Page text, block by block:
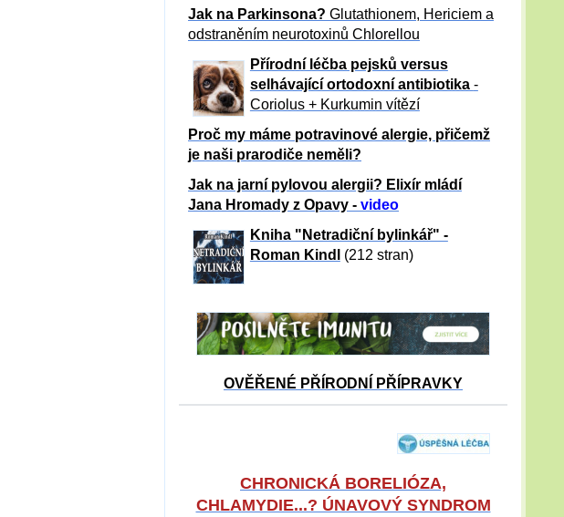
Jak na Parkinsona? Glutathionem, Hericiem a
odstraněním neurotoxinů Chlorellou
Přírodní léčba pejsků versus
selhávající ortodoxní antibiotika -
Coriolus + Kurkumin vítězí
Proč my máme potravinové alergie, přičemž
je naši prarodiče neměli?
Jak na jarní pylovou alergii? Elixír mládí
Jana Hromady z Opavy - video
Kniha "Netradiční bylinkář" -
Roman Kindl
(212 stran)
OVĚŘENÉ PŘÍRODNÍ PŘÍPRAVKY
CHRONICKÁ BORELIÓZA,
CHLAMYDIE...? ÚNAVOVÝ SYNDROM